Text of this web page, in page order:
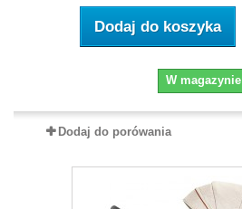
Dodaj do koszyka
W magazynie
Dodaj do porówania